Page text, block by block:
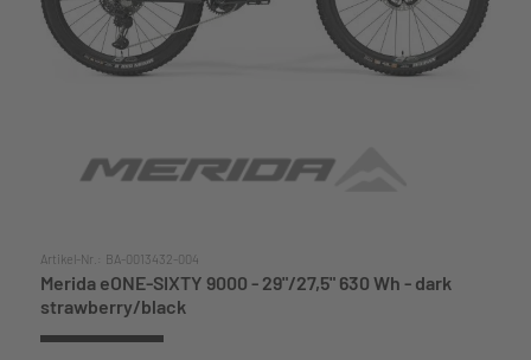
Artikel-Nr.: BA-0013432-004
Merida eONE-SIXTY 9000 - 29"/27,5" 630 Wh - dark
strawberry/black